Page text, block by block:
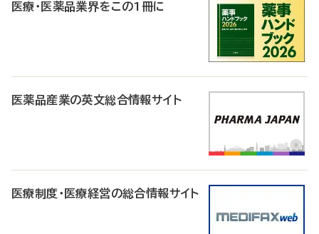
医療・医薬品業界をこの1冊に
医薬品産業の英文総合情報サイト
医療制度・医療経営の総合情報サイト